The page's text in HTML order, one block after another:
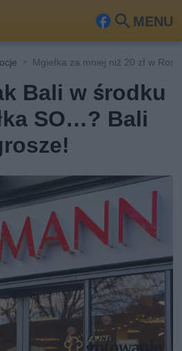
MENU
Fa
ook
Szu
kaj
Mgiełka za mniej niż 20 zł w
Bali w środku
SO…? Bali